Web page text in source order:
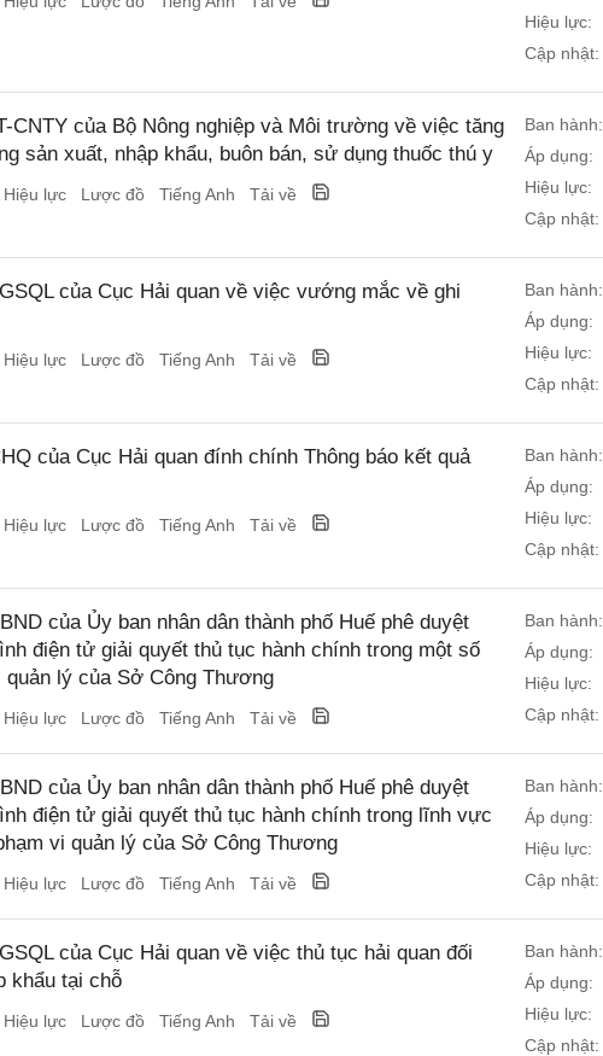
Hiệu lực:
Cập nhật:
CNTY của Bộ Nông nghiệp và Môi trường về việc tăng
sản xuất, nhập khẩu, buôn bán, sử dụng thuốc thú y
Hiệu lực Lược đồ Tiếng Anh Tải về
Ban hành:
Áp dụng:
Hiệu lực:
Cập nhật:
của Cục Hải quan về việc vướng mắc về ghi
Hiệu lực Lược đồ Tiếng Anh Tải về
Ban hành:
Áp dụng:
Hiệu lực:
Cập nhật:
của Cục Hải quan đính chính Thông báo kết quả
Hiệu lực Lược đồ Tiếng Anh Tải về
Ban hành:
Áp dụng:
Hiệu lực:
Cập nhật:
của Ủy ban nhân dân thành phố Huế phê duyệt
điện tử giải quyết thủ tục hành chính trong một số
lý của Sở Công Thương
Hiệu lực Lược đồ Tiếng Anh Tải về
Ban hành:
Áp dụng:
Hiệu lực:
Cập nhật:
của Ủy ban nhân dân thành phố Huế phê duyệt
điện tử giải quyết thủ tục hành chính trong lĩnh vực
vi quản lý của Sở Công Thương
Hiệu lực Lược đồ Tiếng Anh Tải về
Ban hành:
Áp dụng:
Hiệu lực:
Cập nhật:
của Cục Hải quan về việc thủ tục hải quan đối
khẩu tại chỗ
Hiệu lực Lược đồ Tiếng Anh Tải về
Ban hành:
Áp dụng:
Hiệu lực:
Cập nhật: